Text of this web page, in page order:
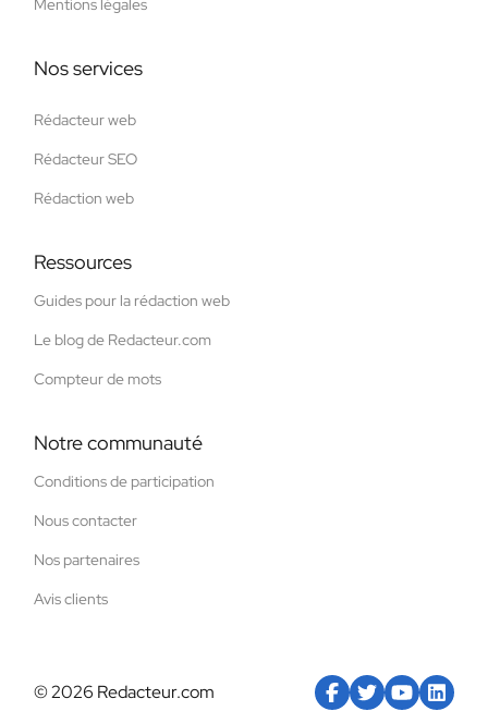
Mentions légales
Nos services
Rédacteur web
Rédacteur SEO
Rédaction web
Ressources
Guides pour la rédaction web
Le blog de Redacteur.com
Compteur de mots
Notre communauté
Conditions de participation
Nous contacter
Nos partenaires
Avis clients
© 2026 Redacteur.com